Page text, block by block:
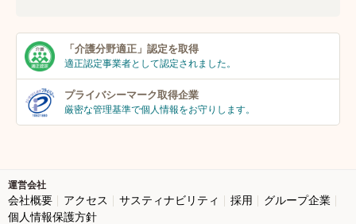
「介護分野適正」 認定を取得
適正認定事業者として認定されました。
プライバシーマーク取得企業
厳密な管理基準で個人情報をお守りします。
運営会社
会社概要 アクセス サスティナビリティ 採用
グループ企業
個人情報保護方針